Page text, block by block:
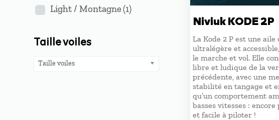
Light / Montagne(1)
Taille voiles
Taille voiles
Niviuk KODE 2P
La Kode 2 P est une aile
ultralégère et
le marche et vol. Elle
libre et ludique de la
précédente, avec une
stabilité en tangage et
qu’un comportement
basses vitesses :
et facile à piloter !